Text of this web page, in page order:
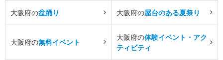
大阪府の盆踊り 大阪府の屋台のある夏祭り
大阪府の無料イベント
大阪府の体験イベント・アク
ティビティ